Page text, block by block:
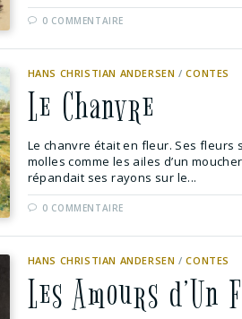
0 COMMENTAIRE
HANS CHRISTIAN ANDERSEN /CONTES
Le Chanvre
Le chanvre était en fleur. Ses fleurs
molles comme les ailes d’un
répandait ses rayons sur le...
0 COMMENTAIRE
HANS CHRISTIAN ANDERSEN /CONTES
Les Amours d’Un